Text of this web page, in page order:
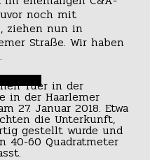
noch mit
ziehen nun in
Straße. Wir haben